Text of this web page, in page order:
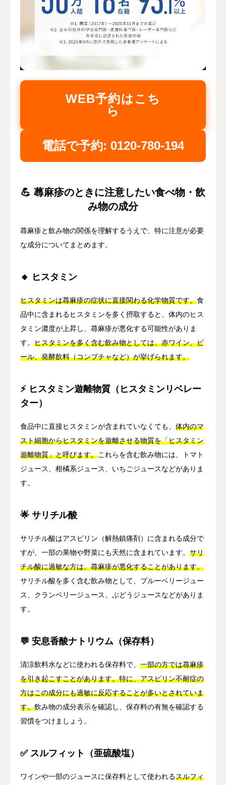
WEB予約はこち
ら
電話で予約: 0120-780-194
💪 蕁麻疹のときに注意したい食べ物・飲
み物の成分
蕁麻疹と飲み物の関係を理解するうえで、特に注意が必要
な成分についてまとめます。
🔸 ヒスタミン
ヒスタミンは蕁麻疹の症状に直接関わる化学物質です。食
品中に含まれるヒスタミンを多く摂取すると、体内のヒス
タミン濃度が上昇し、蕁麻疹が悪化する可能性がありま
す。 ヒスタミンを多く含む飲み物としては、赤ワイン、ビ
ール、発酵飲料（コンブチャなど）が挙げられます。
⚡ ヒスタミン遊離物質（ヒスタミンリベレー
ター）
食品中に直接ヒスタミンが含まれていなくても、 体内のマ
スト細胞からヒスタミンを遊離させる物質を「ヒスタミン
遊離物質」と呼びます。これらを含む飲み物には、トマト
ジュース、柑橘系ジュース、いちごジュースなどがありま
す。
🌟 サリチル酸
サリチル酸はアスピリン（解熱鎮痛剤）に含まれる成分で
すが、一部の果物や野菜にも天然に含まれています。 サリ
チル酸に過敏な方は、蕁麻疹が悪化することがあります。
サリチル酸を多く含む飲み物として、ブルーベリージュー
ス、クランベリージュース、ぶどうジュースなどがありま
す。
💬 安息香酸ナトリウム（保存料）
清涼飲料水などに使われる保存料で、 一部の方では蕁麻疹
を引き起こすことがあります。特に、アスピリン不耐症の
方はこの成分にも過敏に反応することが多いとされていま
す。飲み物の成分表示を確認し、保存料の有無を確認する
習慣をつけましょう。
✅ スルフィット（亜硫酸塩）
ワインや一部のジュースに保存料として使われるスルフィ